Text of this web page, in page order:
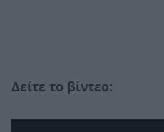
Δείτε το βίντεο: